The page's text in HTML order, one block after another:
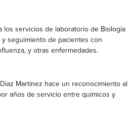
los servicios de laboratorio de Biología
seguimiento de pacientes con
y otras enfermedades.
Martínez hace un reconocimiento al
años de servicio entre químicos y